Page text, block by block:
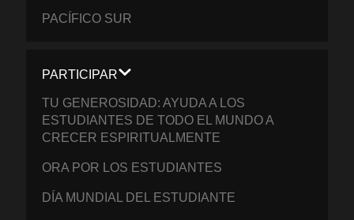
PACÍFICO SUR
PARTICIPAR
TU GENEROSIDAD: AYUDA A LOS
ESTUDIANTES DE TODO EL MUNDO A
CRECER ESPIRITUALMENTE
ORA POR LOS ESTUDIANTES
DÍA MUNDIAL DEL ESTUDIANTE